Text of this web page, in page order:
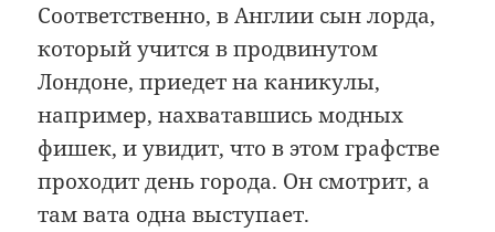
Соответственно, в Англии сын лорда,
который учится в продвинутом
Лондоне, приедет на каникулы,
например, нахватавшись модных
фишек, и увидит, что в этом графстве
проходит день города. Он смотрит, а
там вата одна выступает.